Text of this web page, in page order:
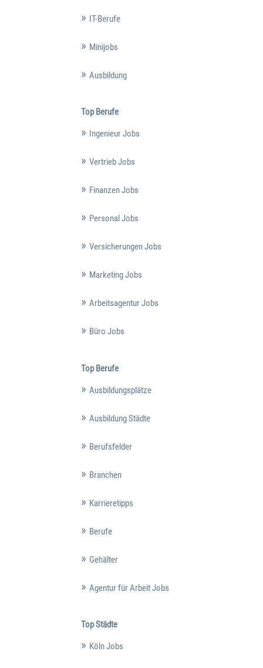
IT-Berufe
Minijobs
Ausbildung
Top Berufe
Ingenieur Jobs
Vertrieb Jobs
Finanzen Jobs
Personal Jobs
Versicherungen Jobs
Marketing Jobs
Arbeitsagentur Jobs
Büro Jobs
Top Berufe
Ausbildungsplätze
Ausbildung Städte
Berufsfelder
Branchen
Karrieretipps
Berufe
Gehälter
Agentur für Arbeit Jobs
Top Städte
Köln Jobs